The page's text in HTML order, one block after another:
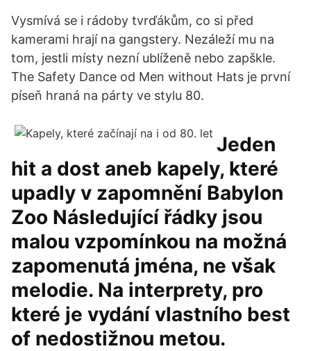
Vysmívá se i rádoby tvrďákům, co si před
kamerami hrají na gangstery. Nezáleží mu na
tom, jestli místy nezní ublíženě nebo zapškle.
The Safety Dance od Men without Hats je první
píseň hraná na párty ve stylu 80.
Jeden
hit a dost aneb kapely, které
upadly v zapomnění Babylon
Zoo Následující řádky jsou
malou vzpomínkou na možná
zapomenutá jména, ne však
melodie. Na interprety, pro
které je vydání vlastního best
of nedostižnou metou.